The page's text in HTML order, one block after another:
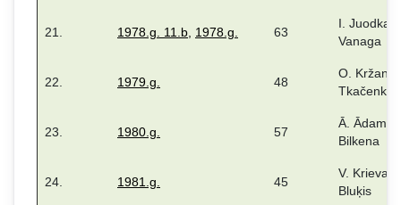
21. 1978.g. 11.b 1978.g. 63
I. Juodka,
Vanaga
22. 1979.g. 48
O.
Tkačenko
23. 1980.g. 57
Ā. Ādama,
Bilkena
24. 1981.g. 45
V. Krieva,
Bluķis